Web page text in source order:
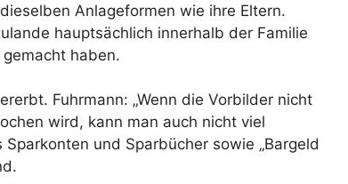
Anlageformen wie ihre Eltern.
hauptsächlich innerhalb der Familie
haben.
Fuhrmann: „Wenn die Vorbilder nicht
wird, kann man auch nicht viel
und Sparbücher sowie „Bargeld